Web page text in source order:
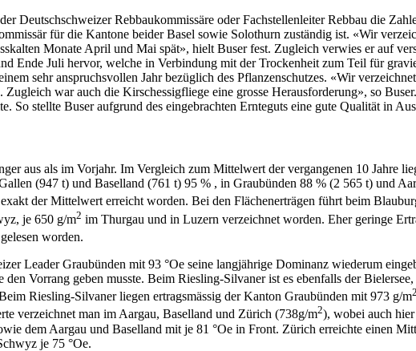
Deutschschweizer Rebbaukommissäre oder Fachstellenleiter Rebbau die
für die Kantone beider Basel sowie Solothurn zuständig ist. «Wir
Monate April und Mai spät», hielt Buser fest. Zugleich verwies er auf
Ende Juli hervor, welche in Verbindung mit der Trockenheit zum Teil für
sehr anspruchsvollen Jahr bezüglich des Pflanzenschutzes. «Wir
war auch die Kirschessigfliege eine grosse Herausforderung», so
So stellte Buser aufgrund des eingebrachten Ernteguts eine gute Qualität in
aus als im Vorjahr. Im Vergleich zum Mittelwert der vergangenen 10 Jahre
(947 t) und Baselland (761 t) 95 % , in Graubünden 88 % (2 565 t) und
der Mittelwert erreicht worden. Bei den Flächenerträgen führt beim
je 650 g/m2 im Thurgau und in Luzern verzeichnet worden. Eher geringe
worden.
Leader Graubünden mit 93 °Oe seine langjährige Dominanz wiederum
Vorrang geben musste. Beim Riesling-Silvaner ist es ebenfalls der
Riesling-Silvaner liegen ertragsmässig der Kanton Graubünden mit 973 g/m2
verzeichnet man im Aargau, Baselland und Zürich (738g/m2), wobei auch
dem Aargau und Baselland mit je 81 °Oe in Front. Zürich erreichte einen
je 75 °Oe.